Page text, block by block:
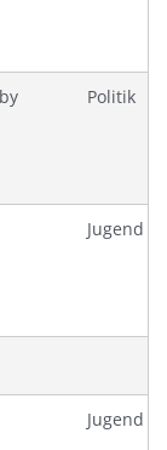
Politik
Jugend
Jugend